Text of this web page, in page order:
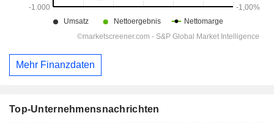
Mehr Finanzdaten
Top-Unternehmensnachrichten